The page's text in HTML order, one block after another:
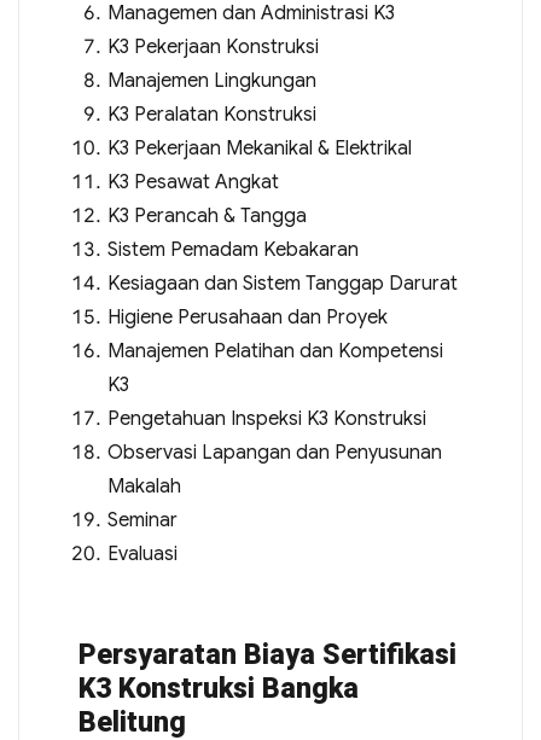
Managemen dan Administrasi K3
K3 Pekerjaan Konstruksi
Manajemen Lingkungan
K3 Peralatan Konstruksi
K3 Pekerjaan Mekanikal & Elektrikal
K3 Pesawat Angkat
K3 Perancah & Tangga
Sistem Pemadam Kebakaran
Kesiagaan dan Sistem Tanggap Darurat
Higiene Perusahaan dan Proyek
Manajemen Pelatihan dan Kompetensi
K3
Pengetahuan Inspeksi K3 Konstruksi
Observasi Lapangan dan Penyusunan
Makalah
Seminar
Evaluasi
Persyaratan Biaya Sertifikasi
K3 Konstruksi Bangka
Belitung